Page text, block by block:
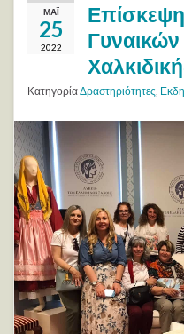
ΜΆΙ
25
2022
ΚατηγορίαΔραστηριότητες